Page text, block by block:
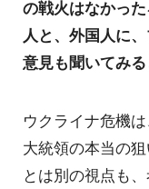
の戦火はなかっ
人と、外国人に
意見も聞いてみる
ウクライナ危機
大統領の本当の
とは別の視点も